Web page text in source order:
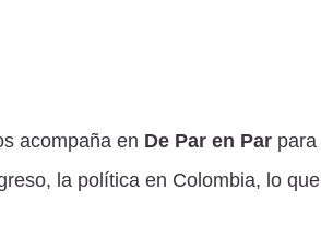
acompaña en De Par en Par para
la política en Colombia, lo que